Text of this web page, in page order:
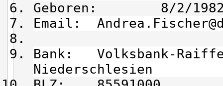
Geboren: 8/2/
Email:
Bank: Volksbank-
Niederschlesien